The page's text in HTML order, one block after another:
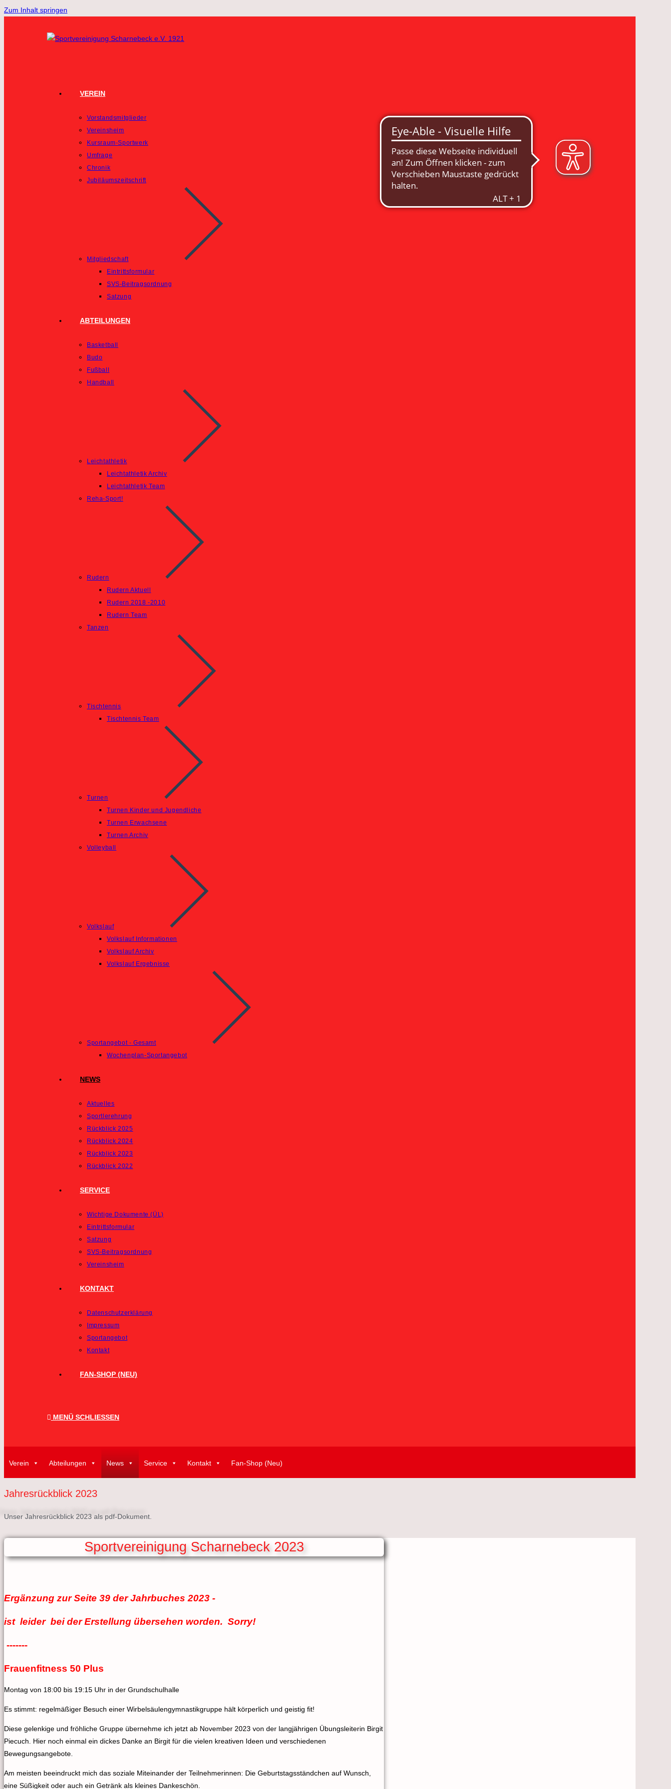
Zum Inhalt springen
VEREIN
Vorstandsmitglieder
Vereinsheim
Kursraum-Sportwerk
Umfrage
Chronik
Jubiläumszeitschrift
Mitgliedschaft
Eintrittsformular
SVS-Beitragsordnung
Satzung
ABTEILUNGEN
Basketball
Budo
Fußball
Handball
Leichtathletik
Leichtathletik Archiv
Leichtathletik Team
Reha-Sport!
Rudern
Rudern Aktuell
Rudern 2018 -2010
Rudern Team
Tanzen
Tischtennis
Tischtennis Team
Turnen
Turnen Kinder und Jugendliche
Turnen Erwachsene
Turnen Archiv
Volleyball
Volkslauf
Volkslauf Informationen
Volkslauf Archiv
Volkslauf Ergebnisse
Sportangebot - Gesamt
Wochenplan-Sportangebot
NEWS
Aktuelles
Sportlerehrung
Rückblick 2025
Rückblick 2024
Rückblick 2023
Rückblick 2022
SERVICE
Wichtige Dokumente (ÜL)
Eintrittsformular
Satzung
SVS-Beitragsordnung
Vereinsheim
KONTAKT
Datenschutzerklärung
Impressum
Sportangebot
Kontakt
FAN-SHOP (NEU)
MENÜ SCHLIESSEN
Verein Abteilungen News Service Kontakt Fan-Shop (Neu)
Jahresrückblick 2023
Unser Jahresrückblick 2023 als pdf-Dokument.
Sportvereinigung Scharnebeck 2023
Ergänzung zur Seite 39 der Jahrbuches 2023 -
ist leider bei der Erstellung übersehen worden. Sorry!
-------
Frauenfitness 50 Plus
Montag von 18:00 bis 19:15 Uhr in der Grundschulhalle
Es stimmt: regelmäßiger Besuch einer Wirbelsäulengymnastikgruppe hält körperlich und geistig fit!
Diese gelenkige und fröhliche Gruppe übernehme ich jetzt ab November 2023 von der langjährigen Übungsleiterin Birgit
Piecuch. Hier noch einmal ein dickes Danke an Birgit für die vielen kreativen Ideen und verschiedenen
Bewegungsangebote.
Am meisten beeindruckt mich das soziale Miteinander der Teilnehmerinnen: Die Geburtstagsständchen auf Wunsch,
eine Süßigkeit oder auch ein Getränk als kleines Dankeschön.